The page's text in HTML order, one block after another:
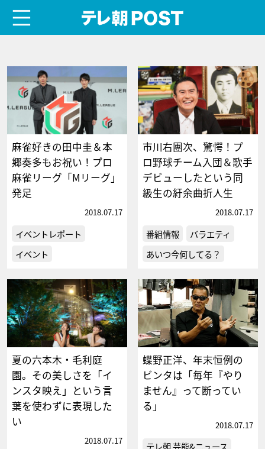
麻雀好きの田中圭＆本
郷奏多もお祝い！プロ
麻雀リーグ「Mリーグ」
発足
2018.07.17
イベントレポート
イベント
市川右團次、驚愕！プ
ロ野球チーム入団＆歌手
デビューしたという同
級生の紆余曲折人生
2018.07.17
番組情報
バラエティ
あいつ今何してる？
夏の六本木・毛利庭
園。その美しさを「イ
ンスタ映え」という言
葉を使わずに表現した
い
2018.07.17
蝶野正洋、年末恒例の
ビンタは「毎年『やり
ません』って断ってい
る」
2018.07.17